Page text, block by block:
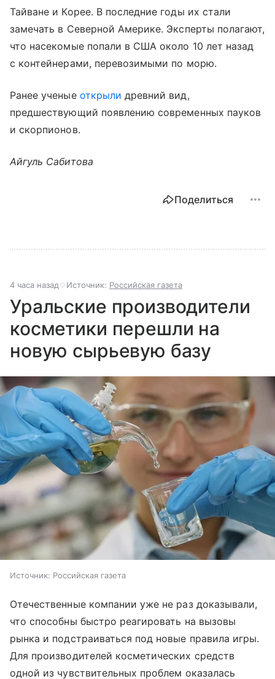
Тайване и Корее. В последние годы их стали
замечать в Северной Америке. Эксперты полагают,
что насекомые попали в США около 10 лет назад
с контейнерами, перевозимыми по морю.
Ранее ученые открыли древний вид,
предшествующий появлению современных пауков
и скорпионов.
Айгуль Сабитова
Поделиться
4 часа назад Источник: Российская газета
Уральские производители
косметики перешли на
новую сырьевую базу
Источник: Российская газета
Отечественные компании уже не раз доказывали,
что способны быстро реагировать на вызовы
рынка и подстраиваться под новые правила игры.
Для производителей косметических средств
одной из чувствительных проблем оказалась